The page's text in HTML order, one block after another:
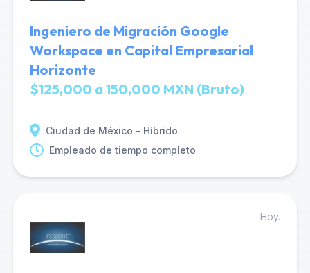
Ingeniero de Migración Google
Workspace en Capital Empresarial
Horizonte
$125,000 a 150,000 MXN (Bruto)
Ciudad de México - Híbrido
Empleado de tiempo completo
Hoy.